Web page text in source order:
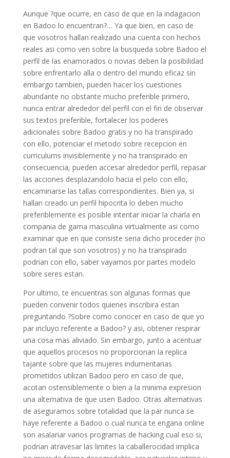
Aunque ?que ocurre, en caso de que en la indagacion
en Badoo lo encuentran?… Ya que bien, en caso de
que vosotros hallan realizado una cuenta con hechos
reales asi­ como ven sobre la busqueda sobre Badoo el
perfil de las enamorados o novias deben la posibilidad
sobre enfrentarlo alla o dentro del mundo eficaz sin
embargo tambien, pueden hacer los cuestiones
abundante no obstante mucho preferible primero,
nunca entrar alrededor del perfil con el fin de observar
sus textos preferible, fortalecer los poderes
adicionales sobre Badoo gratis y no ha transpirado
con ello, potenciar el metodo sobre recepcion en
curriculums invisiblemente y no ha transpirado en
consecuencia, pueden accesar alrededor perfil, repasar
las acciones desplazandolo hacia el pelo con ello,
encaminarse las tallas correspondientes. Bien ya, si
hallan creado un perfil hipocrita lo deben mucho
preferiblemente es posible intentar iniciar la charla en
compania de gama masculina virtualmente asi­ como
examinar que en que consiste seri­a dicho proceder (no
podran tal que son vosotros) y no ha transpirado
podrian con ello, saber vayamos por partes modelo
sobre seres estan.
Por ultimo, te encuentras son algunas formas que
pueden convenir todos quienes inscribira estan
preguntando ?Sobre como conocer en caso de que yo
par incluyo referente a Badoo? y asi, obtener respirar
una cosa mas aliviado. Sin embargo, junto a acentuar
que aquellos procesos no proporcionan la replica
tajante sobre que las mujeres indumentarias
prometidos utilizan Badoo pero en caso de que,
acotan ostensiblemente o bien a la minima expresion
una alternativa de que usen Badoo. Otras alternativas
de asegurarnos sobre totalidad que la par nunca se
haye referente a Badoo o cual nunca te engana online
son asalariar varios programas de hacking cual eso si,
podrian atravesar las limites la caballerocidad implica